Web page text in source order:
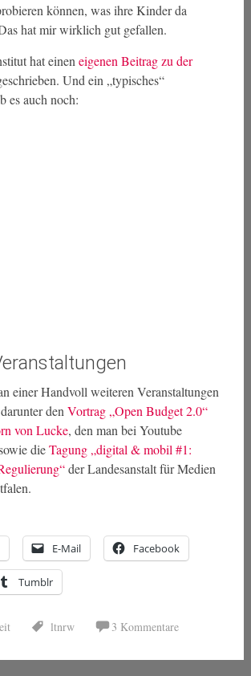
können, was ihre Kinder da
hat mir wirklich gut gefallen.
hat einen eigenen Beitrag zu der
Und ein „typisches“
es auch noch:
einer Handvoll weiteren Veranstaltungen
denVortrag „Open Budget 2.0“
von Lucke, den man bei Youtube
dieTagung „digital & mobil #1:
der Landesanstalt für Medien
E-Mail Facebook
Tumblr
ltnrw 3 Kommentare